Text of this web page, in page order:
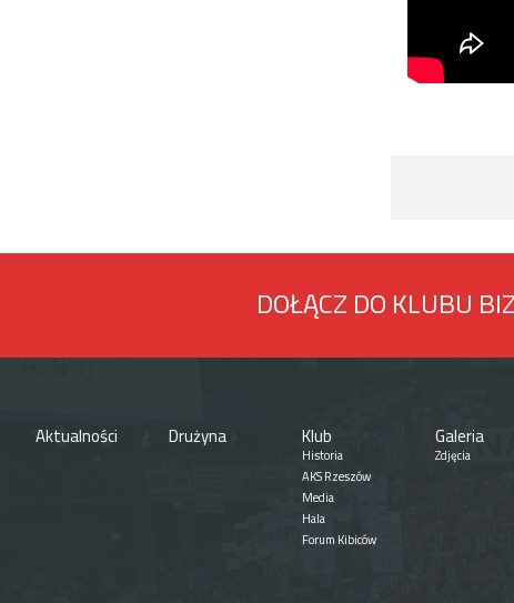
DOŁĄCZ DO KLUBU
Aktualności Drużyna Klub
Historia
AKS Rzeszów
Media
Hala
Forum Kibiców
Galeria
Zdjęcia